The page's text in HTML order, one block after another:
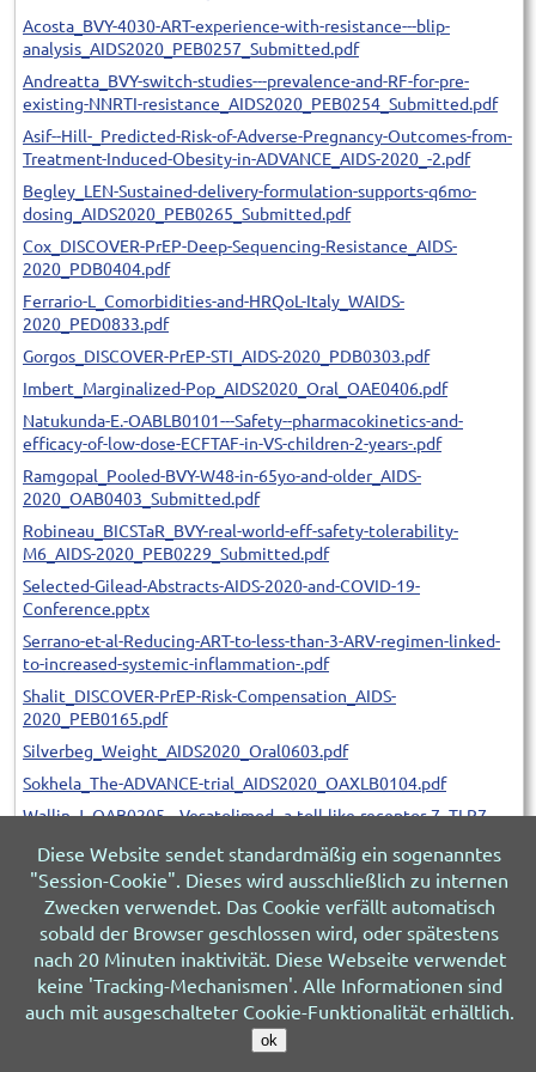
Acosta_BVY-4030-ART-experience-with-resistance---blip-
analysis_AIDS2020_PEB0257_Submitted.pdf
Andreatta_BVY-switch-studies---prevalence-and-RF-for-pre-
existing-NNRTI-resistance_AIDS2020_PEB0254_Submitted.pdf
Asif--Hill-_Predicted-Risk-of-Adverse-Pregnancy-Outcomes-from-
Treatment-Induced-Obesity-in-ADVANCE_AIDS-2020_-2.pdf
Begley_LEN-Sustained-delivery-formulation-supports-q6mo-
dosing_AIDS2020_PEB0265_Submitted.pdf
Cox_DISCOVER-PrEP-Deep-Sequencing-Resistance_AIDS-
2020_PDB0404.pdf
Ferrario-L_Comorbidities-and-HRQoL-Italy_WAIDS-
2020_PED0833.pdf
Gorgos_DISCOVER-PrEP-STI_AIDS-2020_PDB0303.pdf
Imbert_Marginalized-Pop_AIDS2020_Oral_OAE0406.pdf
Natukunda-E.-OABLB0101---Safety--pharmacokinetics-and-
efficacy-of-low-dose-ECFTAF-in-VS-children-2-years-.pdf
Ramgopal_Pooled-BVY-W48-in-65yo-and-older_AIDS-
2020_OAB0403_Submitted.pdf
Robineau_BICSTaR_BVY-real-world-eff-safety-tolerability-
M6_AIDS-2020_PEB0229_Submitted.pdf
Selected-Gilead-Abstracts-AIDS-2020-and-COVID-19-
Conference.pptx
Serrano-et-al-Reducing-ART-to-less-than-3-ARV-regimen-linked-
to-increased-systemic-inflammation-.pdf
Shalit_DISCOVER-PrEP-Risk-Compensation_AIDS-
2020_PEB0165.pdf
Silverbeg_Weight_AIDS2020_Oral0603.pdf
Sokhela_The-ADVANCE-trial_AIDS2020_OAXLB0104.pdf
Wallin-J.-OAB0205---Vesatolimod--a-toll-like-receptor-7--TLR7--
© 2026 HIV&more Impressum
Datenschutz
Über uns
Sitemap Letzte Änderung 05.08.2026
Diese Website sendet standardmäßig ein sogenanntes
"Session-Cookie". Dieses wird ausschließlich zu internen
Zwecken verwendet. Das Cookie verfällt automatisch
sobald der Browser geschlossen wird, oder spätestens
nach 20 Minuten inaktivität. Diese Webseite verwendet
keine 'Tracking-Mechanismen'. Alle Informationen sind
auch mit ausgeschalteter Cookie-Funktionalität erhältlich.
ok